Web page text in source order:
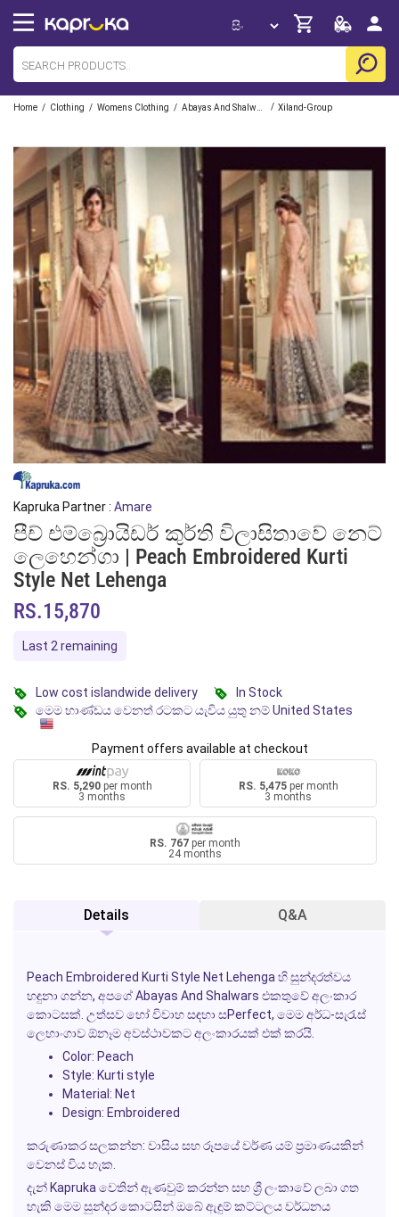
Home / Clothing / Womens Clothing / / Xiland-Group
Kapruka Partner : Amare
පීච් එම්බ්‍රොයිඩර් කුර්ති විලාසිතාවේ නෙට්
ලෙහෙන්ගා | Peach Embroidered Kurti
Style Net Lehenga
RS.15,870
Last 2 remaining
Low cost islandwide delivery
In Stock
මෙම භාණ්ඩය වෙනත් රටකට යැවිය යුතු නම් United States
Payment offers available at checkout
RS. 5,290per month
3 months
RS. 5,475per month
3 months
RS. 767 per month
24 months
Details Q&A
Peach Embroidered Kurti Style Net Lehenga හි සුන්දරත්වය
හඳුනා ගන්න, අපගේAbayas And Shalwars එකතුවේ අලංකාර
කොටසක්. උත්සව හෝ විවාහ සඳහා සPerfect, මෙම අර්ධ-සැරැස්
ලෙහාංගාව ඕනෑම අවස්ථාවකට අලංකාරයක් එක් කරයි.
Color: Peach
Style: Kurti style
Material: Net
Design: Embroidered
කරුණාකර සලකන්න: වාසිය සහ රූපයේ වර්ණ යම් ප්‍රමාණයකින්
වෙනස් විය හැක.
දැන් Kaprukaවෙතින් ඇණවුම් කරන්න සහ ශ්‍රී ලංකාවේ ලබා ගත
හැකි මෙම සුන්දර කොටසින් ඔබේ ඇඳුම් කට්ටලය වර්ධනය